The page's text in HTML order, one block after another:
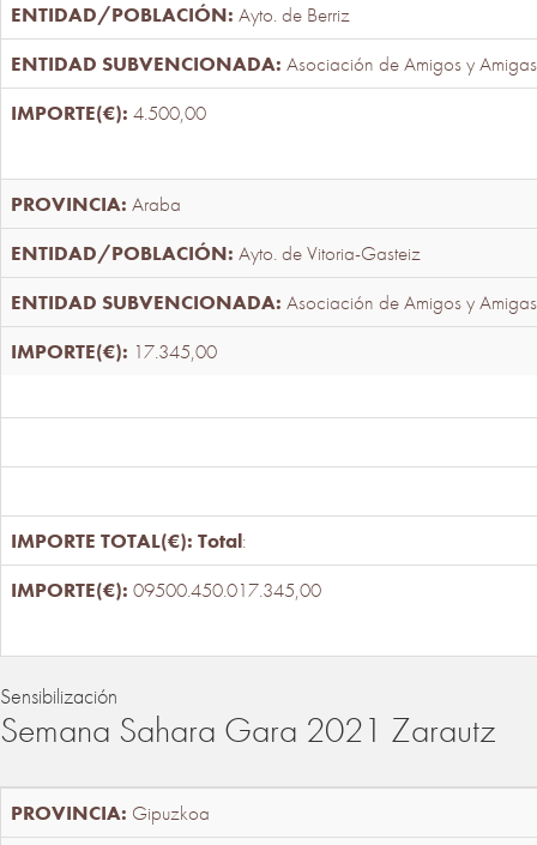
Ayto. de Berriz
Asociación de Amigos y
4.500,00
Araba
Ayto. de Vitoria-Gasteiz
Asociación de Amigos y
17.345,00
Total:
09500.450.017.345,00
Sensibilización
Semana Sahara Gara 2021 Zarautz
Gipuzkoa